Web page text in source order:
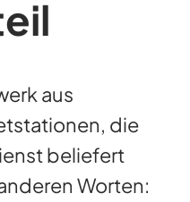
aus
die
beliefert
Worten: